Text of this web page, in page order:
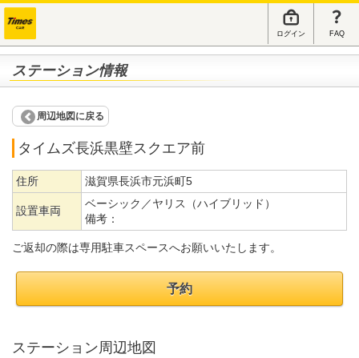
ログイン FAQ
ステーション情報
周辺地図に戻る
タイムズ長浜黒壁スクエア前
住所 滋賀県長浜市元浜町5
設置車両
ベーシック／ヤリス（ハイブリッド）
備考：
ご返却の際は専用駐車スペースへお願いいたします。
予約
ステーション周辺地図